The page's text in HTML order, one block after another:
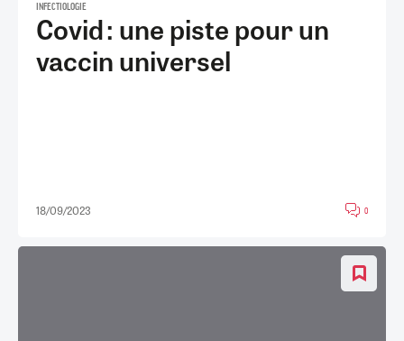
INFECTIOLOGIE
Covid : une piste pour un
vaccin universel
18/09/2023 0